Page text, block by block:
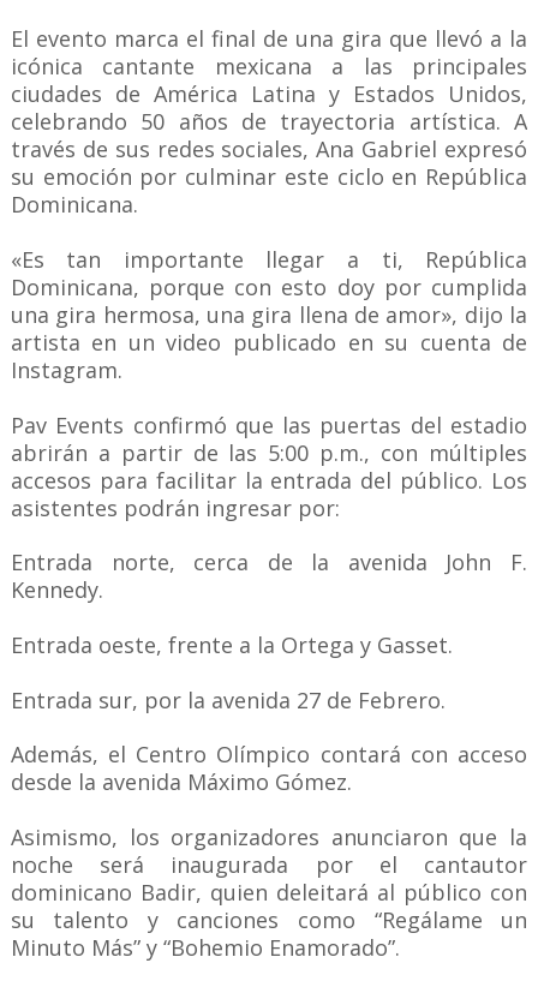
El evento marca el final de una gira que llevó a la
icónica cantante mexicana a las principales
ciudades de América Latina y Estados Unidos,
celebrando 50 años de trayectoria artística. A
través de sus redes sociales, Ana Gabriel expresó
su emoción por culminar este ciclo en República
Dominicana.
«Es tan importante llegar a ti, República
Dominicana, porque con esto doy por cumplida
una gira hermosa, una gira llena de amor», dijo la
artista en un video publicado en su cuenta de
Instagram.
Pav Events confirmó que las puertas del estadio
abrirán a partir de las 5:00 p.m., con múltiples
accesos para facilitar la entrada del público. Los
asistentes podrán ingresar por:
Entrada norte, cerca de la avenida John F.
Kennedy.
Entrada oeste, frente a la Ortega y Gasset.
Entrada sur, por la avenida 27 de Febrero.
Además, el Centro Olímpico contará con acceso
desde la avenida Máximo Gómez.
Asimismo, los organizadores anunciaron que la
noche será inaugurada por el cantautor
dominicano Badir, quien deleitará al público con
su talento y canciones como “Regálame un
Minuto Más” y “Bohemio Enamorado”.